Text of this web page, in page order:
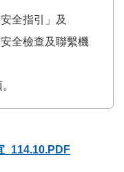
全指引」及
全檢查及聯繫機
_114.10.PDF